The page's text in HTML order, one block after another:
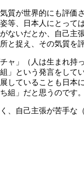
質が世界的にも評価
等、日本人にとっ
ないだとか、自己主
と捉え、その気質を
ャ」（人は生まれ
」という発言をして
していることも日本
組」だと思うのです。
、自己主張が苦手な